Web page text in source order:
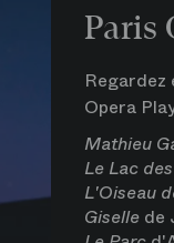
Paris
Regardez
Opera
Mathieu
Le Lac
L'Oiseau
Giselle de